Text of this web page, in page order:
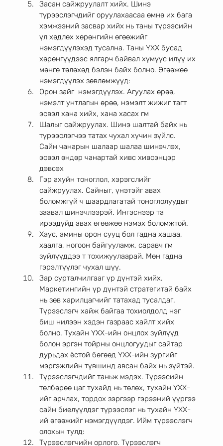
Засан сайжруулалт хийх. Шинэ
түрээслэгчдийг оруулахаасаа өмнө их бага
хэмжээний засвар хийх нь таны түрээсийн
үл хөдлөх хөрөнгийн өгөөжийг
нэмэгдүүлэхэд тусална. Таны ҮХХ бусад
хөрөнгүүдээс ялгарч байвал хүмүүс илүү их
мөнгө төлөхөд бэлэн байх болно. Өгөөжөө
нэмэгдүүлэх зөвлөмжүүд:
Орон зайг  нэмэгдүүлэх. Агуулах өрөө,
нэмэлт унтлагын өрөө, нэмэлт жижиг тагт
эсвэл хана хийх, хана хасах гм
Шалыг сайжруулах. Шинэ шалтай байх нь
түрээслэгчээ татах чухал хүчин зүйлс.
Сайн чанарын шалаар шалаа шинэчлэх,
эсвэл өндөр чанартай хивс хивсэнцэр
дэвсэх
Гэр ахуйн тоноглол, хэрэгслийг
сайжруулах. Сайныг, үнэтэйг авах
боломжгүй ч шаардлагатай тоноглолуудыг
заавал шинэчлээрэй. Ингэснээр та
ирээдүйд авах өгөөжөө нэмэх боломжтой.
Хаус, амины орон сууц бол гадна хашаа,
хаалга, ногоон байгууламж, саравч гм
зүйлүүддээ т тохижуулаарай. Мөн гадна
гэрэлтүүлэг чухал шүү.
Зар сурталчилгааг үр дүнтэй хийх.
Маркетингийн үр дүнтэй стратегитай байх
нь зөв харилцагчийг татахад тусалдаг.
Түрээслэгч хайж байгаа тохиолдолд нэг
биш нилээн хэдэн газраас хайлт хийх
болно. Тухайн ҮХХ-ийн онцлох зүйлүүд
болон эргэн тойрны онцлогуудыг сайтар
дурьдах ёстой бөгөөд ҮХХ-ийн зургийг
мэргэжлийн түвшинд авсан байх нь зүйтэй.
Түрээслэгчдийг таньж мэдэх. Түрээсийн
төлбөрөө цаг тухайд нь төлөх, тухайн ҮХХ-
ийг арчлах, тордох зэргээр гэрээний үүргээ
сайн биелүүлдэг түрээслэг нь тухайн ҮХХ-
ий өгөөжийг нэмэгдүүлдэг. Ийм түрээслэгч
олохын тулд:
Түрээслэгчийн орлого. Түрээслэгч